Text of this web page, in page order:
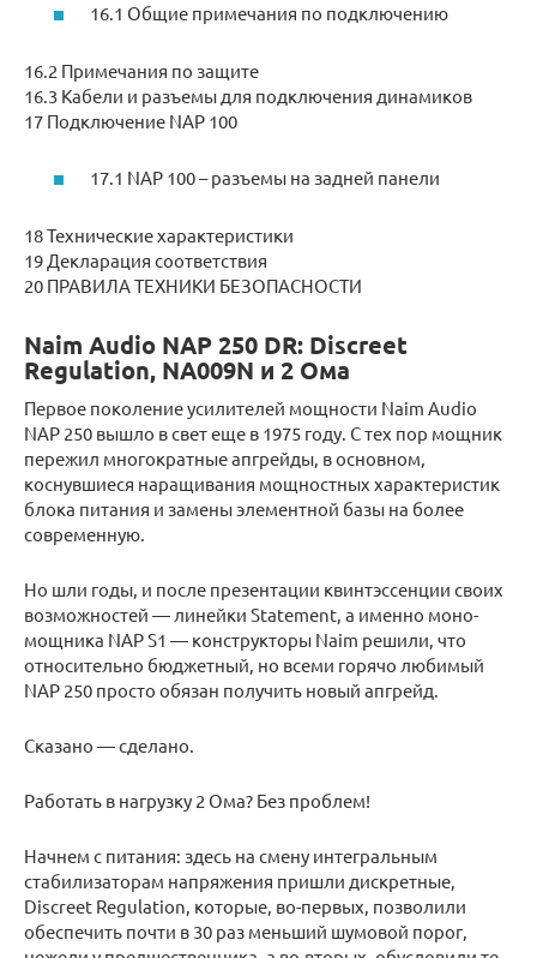
16.1 Общие примечания по подключению
16.2 Примечания по защите
16.3 Кабели и разъемы для подключения динамиков
17 Подключение NAP 100
17.1 NAP 100 – разъемы на задней панели
18 Технические характеристики
19 Декларация соответствия
20 ПРАВИЛА ТЕХНИКИ БЕЗОПАСНОСТИ
Naim Audio NAP 250 DR: Discreet
Regulation, NA009N и 2 Ома
Первое поколение усилителей мощности Naim Audio
NAP 250 вышло в свет еще в 1975 году. С тех пор мощник
пережил многократные апгрейды, в основном,
коснувшиеся наращивания мощностных характеристик
блока питания и замены элементной базы на более
современную.
Но шли годы, и после презентации квинтэссенции своих
возможностей — линейки Statement, а именно моно-
мощника NAP S1 — конструкторы Naim решили, что
относительно бюджетный, но всеми горячо любимый
NAP 250 просто обязан получить новый апгрейд.
Сказано — сделано.
Работать в нагрузку 2 Ома? Без проблем!
Начнем с питания: здесь на смену интегральным
стабилизаторам напряжения пришли дискретные,
Discreet Regulation, которые, во-первых, позволили
обеспечить почти в 30 раз меньший шумовой порог,